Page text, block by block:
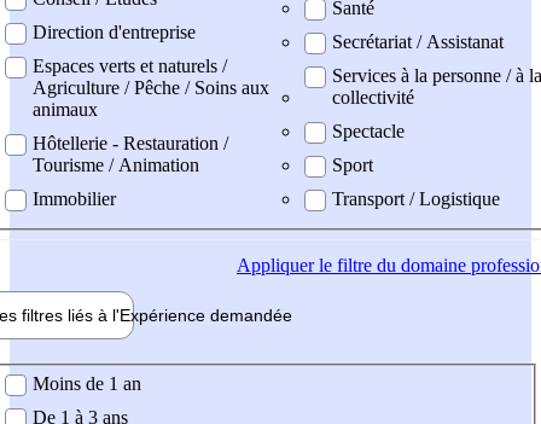
Direction d'entreprise
Espaces verts et naturels /
Agriculture / Pêche / Soins aux
animaux
Hôtellerie - Restauration /
Tourisme / Animation
Immobilier
Santé
Secrétariat / Assistanat
Services à la personne / à la
collectivité
Spectacle
Sport
Transport / Logistique
Appliquerle filtre du domaine
filtres liés à l'Expérience demandée
demandée
Moins de 1 an
De 1 à 3 ans